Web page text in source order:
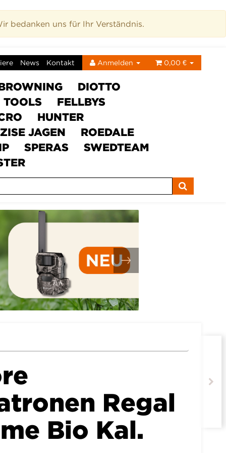
bedanken uns für Ihr Verständnis.
News Kontakt Anmelden 0,00 €
DIOTTO
TOOLS
FELLBYS
HUNTER
JAGEN
ROEDALE
SPERAS
SWEDTEAM
Regal
Bio Kal.